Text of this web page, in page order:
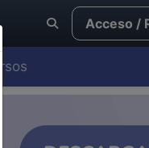
Acceso /